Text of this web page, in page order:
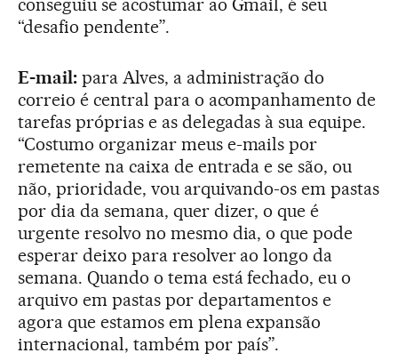
conseguiu se acostumar ao Gmail, é seu
“desafio pendente”.
E-mail:para Alves, a administração do
correio é central para o acompanhamento de
tarefas próprias e as delegadas à sua equipe.
“Costumo organizar meus e-mails por
remetente na caixa de entrada e se são, ou
não, prioridade, vou arquivando-os em pastas
por dia da semana, quer dizer, o que é
urgente resolvo no mesmo dia, o que pode
esperar deixo para resolver ao longo da
semana. Quando o tema está fechado, eu o
arquivo em pastas por departamentos e
agora que estamos em plena expansão
internacional, também por país”.